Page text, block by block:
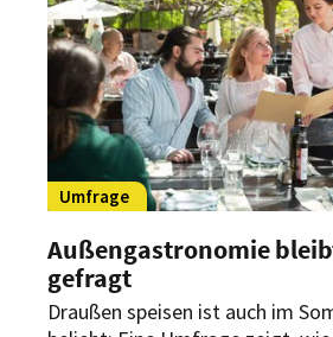
Umfrage
Außengastronomie
gefragt
Draußen speisen ist auch im